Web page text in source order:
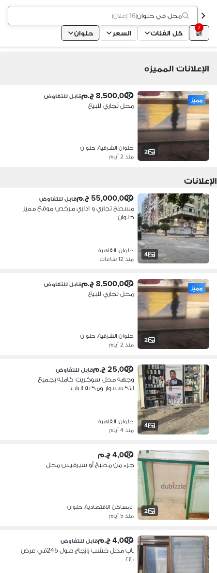
محل في حلوان(16 إعلان )
2
كل الفئات السعر حلوان
الإعلانات المميزه
2
مميز 8,500,000 ج.م قابل للتفاوض
محل تجاري للبيع
حلوان الشرقية، حلوان
منذ 2 أيام
الإعلانات
4
55,000,000 ج.م قابل للتفاوض
مسطح تجاري و اداري مرخص موقع مميز
حلوان
حلوان، القاهرة
منذ 12 ساعات
2
مميز 8,500,000 ج.م قابل للتفاوض
محل تجاري للبيع
حلوان الشرقية، حلوان
منذ 2 أيام
4
25,000 ج.م قابل للتفاوض
وجهه محل سوكريت كامله بجميع
الاكسسوار ومكنه الباب
حلوان، القاهرة
منذ 4 أيام
2
4,000 ج.م
جزء من مطبخ أو سيرفيس محل
المساكن الاقتصادية، حلوان
منذ 5 أيام
4,000 ج.م قابل للتفاوض
باب محل خشب وزجاج طول 245في عرض
٢٤٠